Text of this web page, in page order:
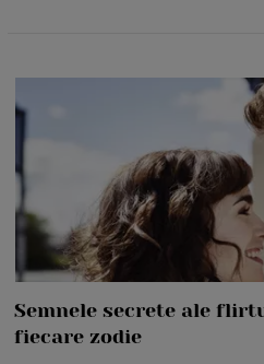
Semnele secrete ale
fiecare zodie